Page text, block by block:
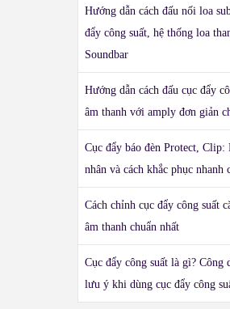
Hướng dẫn cách đấu nối loa
đẩy công suất, hệ thống loa
Soundbar
Hướng dẫn cách đấu cục đẩy
âm thanh với amply đơn giản
Cục đẩy báo đèn Protect, Clip:
nhân và cách khắc phục nhanh
Cách chỉnh cục đẩy công suất
âm thanh chuẩn nhất
Cục đẩy công suất là gì? Công
lưu ý khi dùng cục đẩy công